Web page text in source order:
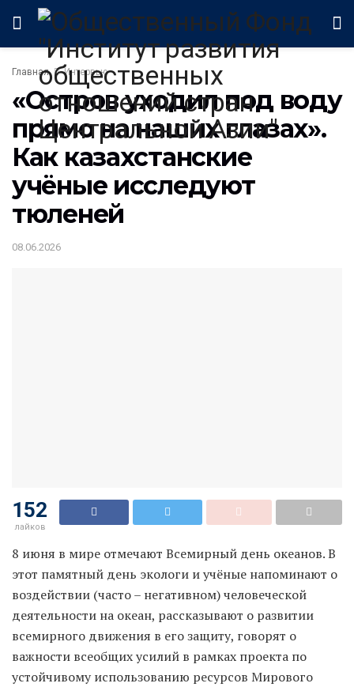
Главная Интервью
«Остров уходил под воду
прямо на наших глазах».
Как казахстанские
учёные исследуют
тюленей
08.06.2026
152
лайков
8 июня в мире отмечают Всемирный день океанов. В
этот памятный день экологи и учёные напоминают о
воздействии (часто – негативном) человеческой
деятельности на океан, рассказывают о развитии
всемирного движения в его защиту, говорят о
важности всеобщих усилий в рамках проекта по
устойчивому использованию ресурсов Мирового